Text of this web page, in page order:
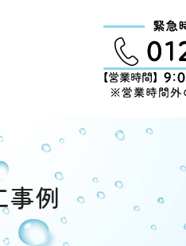
事例